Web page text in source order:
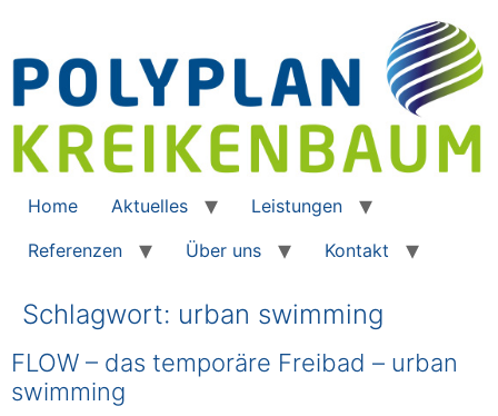
Home Aktuelles
Leistungen
Referenzen
Über uns Kontakt
Schlagwort: urban swimming
FLOW – das temporäre Freibad – urban
swimming